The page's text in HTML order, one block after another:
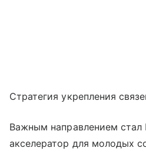
Стратегия укрепления
Важным направлением
акселератор для молодых